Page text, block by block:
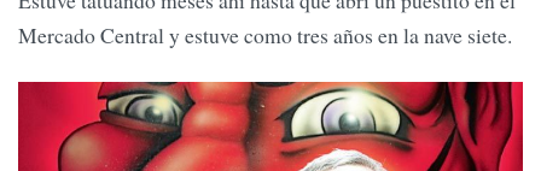
Mercado Central y estuve como tres años en la nave siete.